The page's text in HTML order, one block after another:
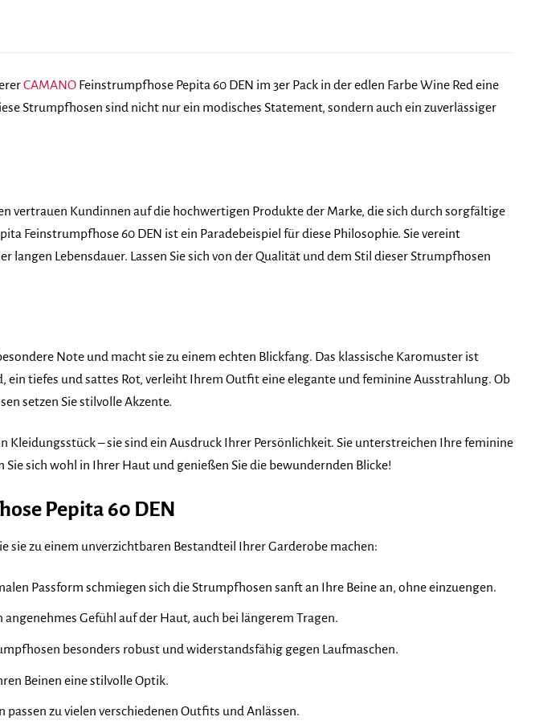
CAMANO Feinstrumpfhose Pepita 60 DEN im 3er Pack in der edlen Farbe Wine Red eine
Strumpfhosen sind nicht nur ein modisches Statement, sondern auch ein zuverlässiger
vertrauen Kundinnen auf die hochwertigen Produkte der Marke, die sich durch sorgfältige
Feinstrumpfhose 60 DEN ist ein Paradebeispiel für diese Philosophie. Sie vereint
Lebensdauer. Lassen Sie sich von der Qualität und dem Stil dieser Strumpfhosen
Note und macht sie zu einem echten Blickfang. Das klassische Karomuster ist
ein tiefes und sattes Rot, verleiht Ihrem Outfit eine elegante und feminine Ausstrahlung. Ob
setzen Sie stilvolle Akzente.
Kleidungsstück – sie sind ein Ausdruck Ihrer Persönlichkeit. Sie unterstreichen Ihre feminine
sich wohl in Ihrer Haut und genießen Sie die bewundernden Blicke!
Pepita 60 DEN
sie zu einem unverzichtbaren Bestandteil Ihrer Garderobe machen:
Passform schmiegen sich die Strumpfhosen sanft an Ihre Beine an, ohne einzuengen.
Gefühl auf der Haut, auch bei längerem Tragen.
besonders robust und widerstandsfähig gegen Laufmaschen.
Beinen eine stilvolle Optik.
passen zu vielen verschiedenen Outfits und Anlässen.